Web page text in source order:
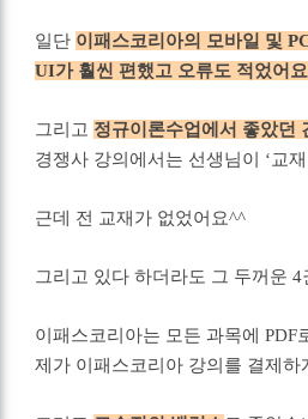
일단 이패스코리아의 모바일 및
UI가 훨씬 편했고 오류도 적었어
그리고 정규이론수업에서 좋았던
경쟁사 강의에서는 선생님이 ‘교
근데 전 교재가 없었어요^^
그리고 있다 하더라도 그 두꺼운
이패스코리아는 모든 과목에
제가 이패스코리아 강의를 결제